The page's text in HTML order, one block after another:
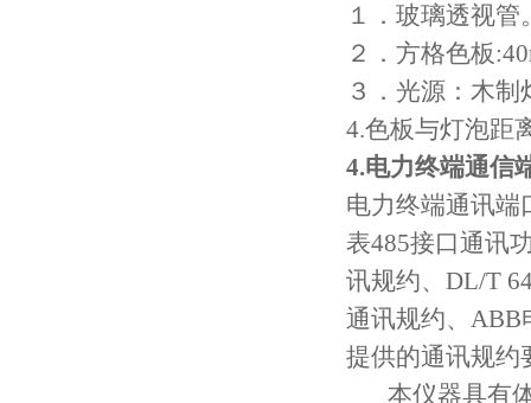
１．玻璃透视
２．方格色板
３．光源：木制
4.色板与灯泡距
4.电力终端通信
电力终端通讯端
表485接口通讯
讯规约、 DL/T
通讯规约、 ABB
提供的通讯规约
本仪器具有